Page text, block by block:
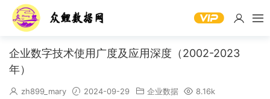
企业数字技术使用广度及应用深度（2002-2023
年）
zh899_mary 2024-09-29 企业数据 8.16k